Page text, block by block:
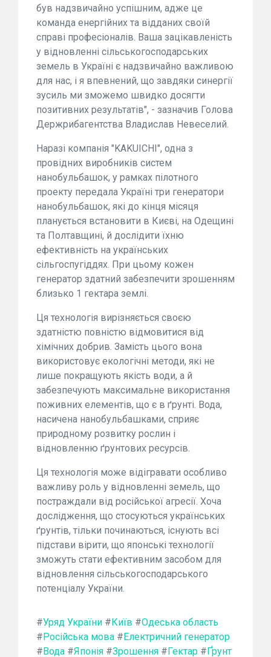
був надзвичайно успішним, адже це
команда енергійних та відданих своїй
справі професіоналів. Ваша зацікавленість
у відновленні сільськогосподарських
земель в Україні є надзвичайно важливою
для нас, і я впевнений, що завдяки синергії
зусиль ми зможемо швидко досягти
позитивних результатів", - зазначив Голова
Держрибагентства Владислав Невеселий.
Наразі компанія "KAKUICHI", одна з
провідних виробників систем
нанобульбашок, у рамках пілотного
проекту передала Україні три генератори
нанобульбашок, які до кінця місяця
планується встановити в Києві, на Одещині
та Полтавщині, й дослідити їхню
ефективність на українських
сільгоспугіддях. При цьому кожен
генератор здатний забезпечити зрошенням
близько 1 гектара землі.
Ця технологія вирізняється своєю
здатністю повністю відмовитися від
хімічних добрив. Замість цього вона
використовує екологічні методи, які не
лише покращують якість води, а й
забезпечують максимальне використання
поживних елементів, що є в ґрунті. Вода,
насичена нанобульбашками, сприяє
природному розвитку рослин і
відновленню ґрунтових ресурсів.
Ця технологія може відігравати особливо
важливу роль у відновленні земель, що
постраждали від російської агресії. Хоча
дослідження, що стосуються українських
ґрунтів, тільки починаються, існують всі
підстави вірити, що японські технології
зможуть стати ефективним засобом для
відновлення сільськогосподарського
потенціалу України.
#Уряд України # Київ #Одеська область
# Російська мова # Електричний генератор
# Вода #Японія #Зрошення # Гектар # Ґрунт